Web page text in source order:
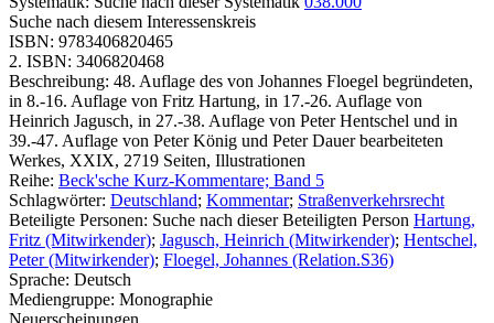
Suche nach diesem Interessenskreis
ISBN: 9783406820465
2. ISBN: 3406820468
Beschreibung: 48. Auflage des von Johannes Floegel begründeten,
in 8.-16. Auflage von Fritz Hartung, in 17.-26. Auflage von
Heinrich Jagusch, in 27.-38. Auflage von Peter Hentschel und in
39.-47. Auflage von Peter König und Peter Dauer bearbeiteten
Werkes, XXIX, 2719 Seiten, Illustrationen
Reihe: Beck'sche Kurz-Kommentare; Band 5
Schlagwörter: Deutschland; Kommentar; Straßenverkehrsrecht
Beteiligte Personen: Suche nach dieser Beteiligten Person Hartung,
Fritz (Mitwirkender); Jagusch, Heinrich (Mitwirkender); Hentschel,
Peter (Mitwirkender); Floegel, Johannes (Relation.S36)
Sprache: Deutsch
Mediengruppe: Monographie
Neuerscheinungen